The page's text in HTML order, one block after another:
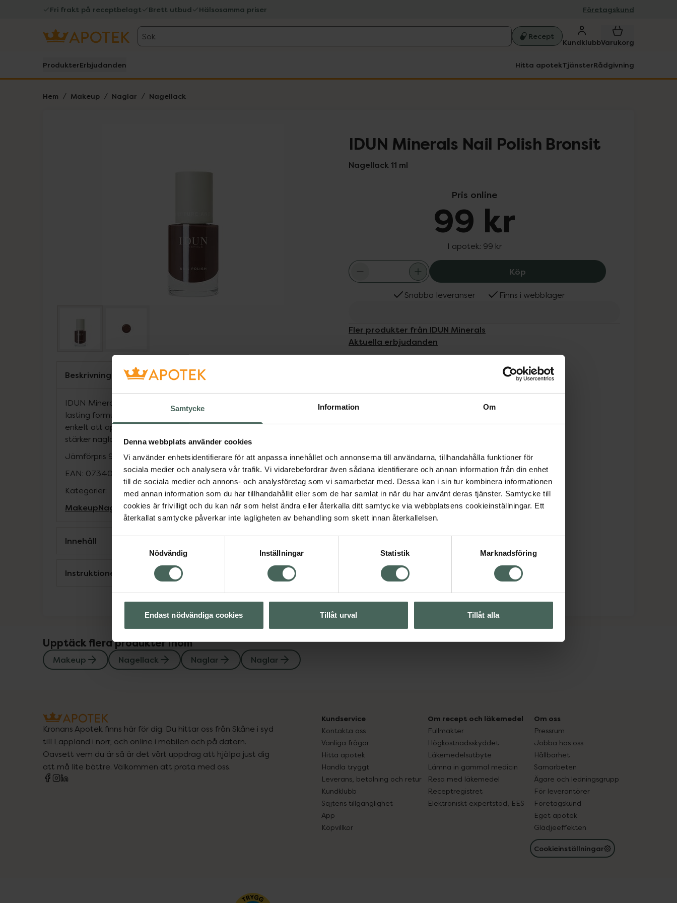
Samtycke Information Om
Denna webbplats använder cookies
Vi använder enhetsidentifierare för att anpassa innehållet och annonserna till användarna, tillhandahålla funktioner för
sociala medier och analysera vår trafik. Vi vidarebefordrar även sådana identifierare och annan information från din enhet
till de sociala medier och annons- och analysföretag som vi samarbetar med. Dessa kan i sin tur kombinera informationen
med annan information som du har tillhandahållit eller som de har samlat in när du har använt deras tjänster. Samtycke till
cookies är frivilligt och du kan när som helst ändra eller återkalla ditt samtycke via webbplatsens cookieinställningar. Ett
återkallat samtycke påverkar inte lagligheten av behandling som skett innan återkallelsen.
Nödvändig
Inställningar Statistik Marknadsföring
Endast nödvändiga cookies Tillåt urval Tillåt alla
Fri frakt på receptbelagt Brett utbud Hälsosamma priser Företagskund
Sök Recept
KundklubbVarukorg
ProdukterErbjudanden Hitta apotekTjänsterRådgivning
Hem Makeup Naglar Nagellack
IDUN Minerals Nail Polish Bronsit
Nagellack 11 ml
Pris online
99 kr
I apotek: 99 kr
Köp IDUN Minerals Nail Polish Bronsit, 99
Snabba leveranser Finns i webblager
Fler produkter från IDUN Minerals
Aktuella erbjudanden
Beskrivning
IDUN Minerals Bronsit är ett klassisk brunt nagellack med en long-
lasting formula och glansig finish. Den breda borsten gör lacket
enkelt att applicera och den näringsrika formulan vårdar och
stärker naglarna. 100% Vegansk.
Jämförpris 9 kr /ml
EAN: 07340074735471
Kategorier:
MakeupNagellackNaglarNaglar
Innehåll
Instruktioner Visa
Upptäck flera produkter inom
Makeup Nagellack Naglar Naglar
Kronans Apotek finns här för dig. Du hittar oss från Skåne i syd
till Lappland i norr, och online i mobilen och på datorn.
Oavsett vem du är så är det vårt uppdrag att hjälpa just dig
att må lite bättre. Välkommen att prata med oss.
Kundservice
Kontakta oss
Vanliga frågor
Hitta apotek
Handla tryggt
Leverans, betalning och retur
Kundklubb
Sajtens tillgänglighet
App
Köpvillkor
Om recept och läkemedel
Fullmakter
Högkostnadsskyddet
Läkemedelsutbyte
Lämna in gammal medicin
Resa med läkemedel
Receptregistret
Elektroniskt expertstöd, EES
Om oss
Pressrum
Jobba hos oss
Hållbarhet
Samarbeten
Ägare och ledningsgrupp
För leverantörer
Företagskund
Eget apotek
Glädjeeffekten
Cookieinställningar